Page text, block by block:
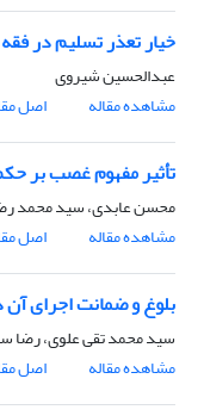
خیار تعذر تسلیم در فقه
عبدالحسین شیروی
مشاهده مقاله
اصل
تأثیر مفهوم غصب بر
محسن عابدی، سید محمد
مشاهده مقاله
اصل
بلوغ و ضمانت اجرای آن
سید محمد تقی علوی، رضا
مشاهده مقاله
اصل